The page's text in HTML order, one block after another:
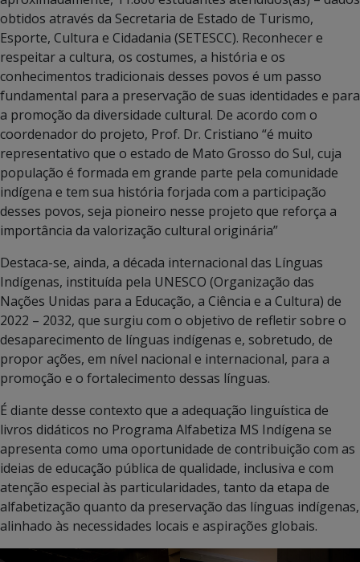
obtidos através da Secretaria de Estado de Turismo,
Esporte, Cultura e Cidadania (SETESCC). Reconhecer e
respeitar a cultura, os costumes, a história e os
conhecimentos tradicionais desses povos é um passo
fundamental para a preservação de suas identidades e para
a promoção da diversidade cultural. De acordo com o
coordenador do projeto, Prof. Dr. Cristiano “é muito
representativo que o estado de Mato Grosso do Sul, cuja
população é formada em grande parte pela comunidade
indígena e tem sua história forjada com a participação
desses povos, seja pioneiro nesse projeto que reforça a
importância da valorização cultural originária”
Destaca-se, ainda, a década internacional das Línguas
Indígenas, instituída pela UNESCO (Organização das
Nações Unidas para a Educação, a Ciência e a Cultura) de
2022 – 2032, que surgiu com o objetivo de refletir sobre o
desaparecimento de línguas indígenas e, sobretudo, de
propor ações, em nível nacional e internacional, para a
promoção e o fortalecimento dessas línguas.
É diante desse contexto que a adequação linguística de
livros didáticos no Programa Alfabetiza MS Indígena se
apresenta como uma oportunidade de contribuição com as
ideias de educação pública de qualidade, inclusiva e com
atenção especial às particularidades, tanto da etapa de
alfabetização quanto da preservação das línguas indígenas,
alinhado às necessidades locais e aspirações globais.